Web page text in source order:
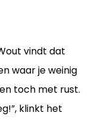
vindt dat
waar je weinig
toch met rust.
klinkt het